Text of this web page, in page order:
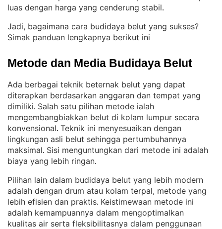
luas dengan harga yang cenderung stabil.
Jadi, bagaimana cara budidaya belut yang sukses?
Simak panduan lengkapnya berikut ini
Metode dan Media Budidaya Belut
Ada berbagai teknik beternak belut yang dapat
diterapkan berdasarkan anggaran dan tempat yang
dimiliki. Salah satu pilihan metode ialah
mengembangbiakkan belut di kolam lumpur secara
konvensional. Teknik ini menyesuaikan dengan
lingkungan asli belut sehingga pertumbuhannya
maksimal. Sisi menguntungkan dari metode ini adalah
biaya yang lebih ringan.
Pilihan lain dalam budidaya belut yang lebih modern
adalah dengan drum atau kolam terpal, metode yang
lebih efisien dan praktis. Keistimewaan metode ini
adalah kemampuannya dalam mengoptimalkan
kualitas air serta fleksibilitasnya dalam penggunaan